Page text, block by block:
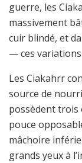
guerre, les
massivement
cuir blindé, et
— ces
Les Ciakahrr
source de
possèdent trois
pouce
mâchoire
grands yeux à